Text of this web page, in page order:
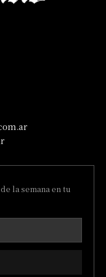
la semana en tu